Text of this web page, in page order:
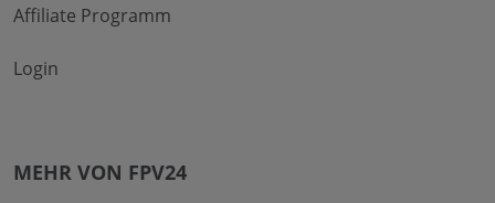
Affiliate Programm
Login
MEHR VON FPV24